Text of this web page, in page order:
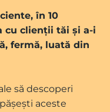
în 10
cu clienții tăi și a-i
fermă, luată din
să descoperi
aceste